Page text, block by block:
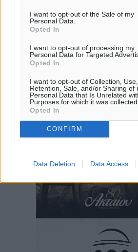
I want to opt-out of the Sale of my
Personal Data.
Opted In
I want to opt-out of processing my
Personal Data for Targeted
Opted In
I want to opt-out of Collection, Use,
Retention, Sale, and/or Sharing of
Personal Data that Is Unrelated
Purposes for which it was collected.
Opted In
CONFIRM
Data Deletion Data Access